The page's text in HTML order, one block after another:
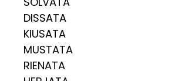
DISSATA
KIUSATA
MUSTATA
RIENATA